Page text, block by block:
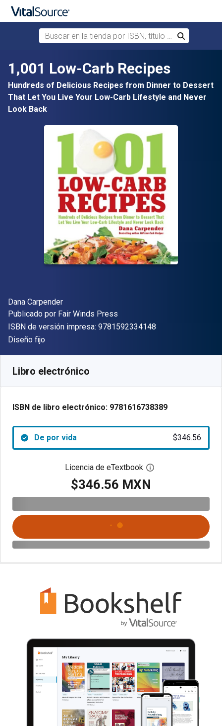
Saltar al contenido principal
Buscar en la tienda por ISBN, título o autor
Buscar
1,001 Low-Carb Recipes
Hundreds of Delicious Recipes from Dinner to Dessert
That Let You Live Your Low-Carb Lifestyle and Never
Look Back
Autor(es)
Dana Carpender
Editor
Publicado por Fair Winds Press
ISBN de versión impresa: 9781592334148
Formato
Diseño fijo
Libro electrónico
ISBN de libro electrónico: 9781616738389
De por vida $346.56
Licencia de eTextbook Abre el cuadro de
$346.56 MXN